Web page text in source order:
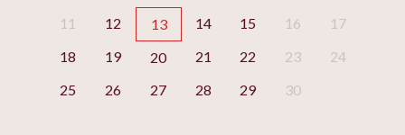
11
12 13 14 15 16
17
18
19 20 21 22 23
24
25
26 27 28 29 30